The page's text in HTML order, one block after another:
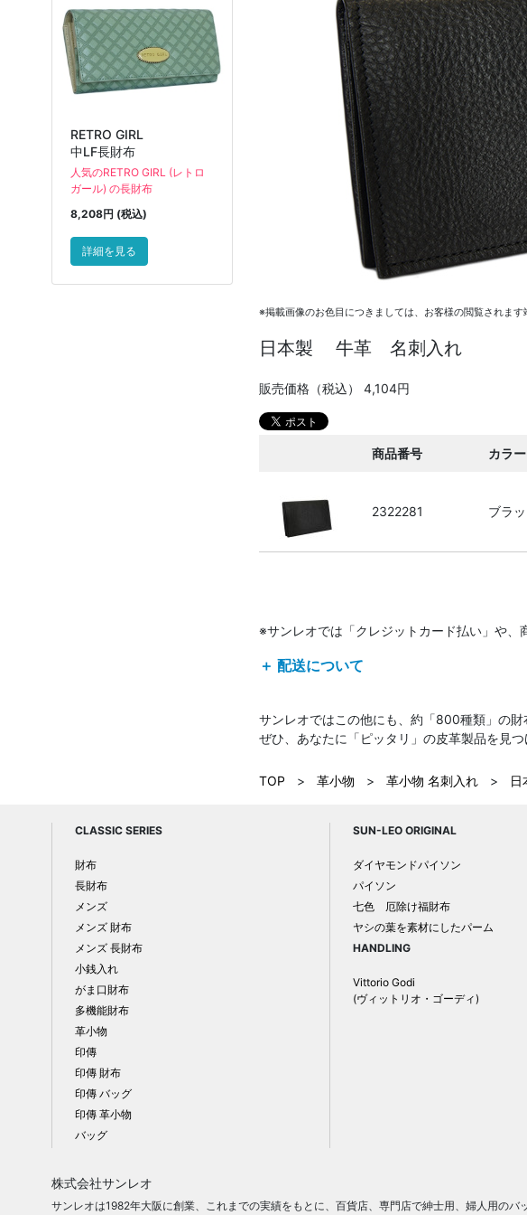
RETRO GIRL
中LF長財布
人気のRETRO GIRL (レトロ
ガール) の長財布
8,208円 (税込)
詳細を見る
※掲載画像のお色目につきましては、お客様の閲覧されま
日本製 牛革 名刺入れ
販売価格（税込） 4,104円
商品番号 カラー
2322281 ブラ
※サンレオでは「クレジットカード払い」や、
＋ 配送について
サンレオではこの他にも、約「800種類」の
ぜひ、あなたに「ピッタリ」の皮革製品を見つ
TOP > 革小物 > 革小物 名刺入れ >
CLASSIC SERIES
財布
長財布
メンズ
メンズ 財布
メンズ 長財布
小銭入れ
がま口財布
多機能財布
革小物
印傳
印傳 財布
印傳 バッグ
印傳 革小物
バッグ
SUN-LEO ORIGINAL
ダイヤモンドパイソン
パイソン
七色 厄除け福財布
ヤシの葉を素材にしたパーム
HANDLING
Vittorio Godi
(ヴィットリオ・ゴーディ)
株式会社サンレオ
サンレオは1982年大阪に創業、これまでの実績をもとに、百貨店、専門店で紳士用、婦人用のバ